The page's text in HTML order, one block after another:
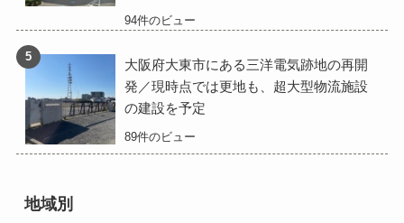
94件のビュー
大阪府大東市にある三洋電気跡地の再開
発／現時点では更地も、超大型物流施設
の建設を予定
89件のビュー
地域別